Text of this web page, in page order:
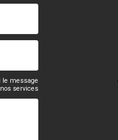
le message
services